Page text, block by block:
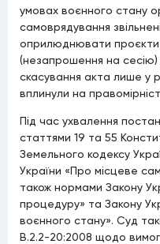
умовах воєнного стану
самоврядування
оприлюднювати проєкти
(незапрошення на
скасування акта лише у
вплинули на
Під час ухвалення
статтями 19 та 55
Земельного кодексу
України «Про місцеве
також нормами Закону
процедуру» та Закону
воєнного стану». Суд
В.2.2-20:2008 щодо вимог